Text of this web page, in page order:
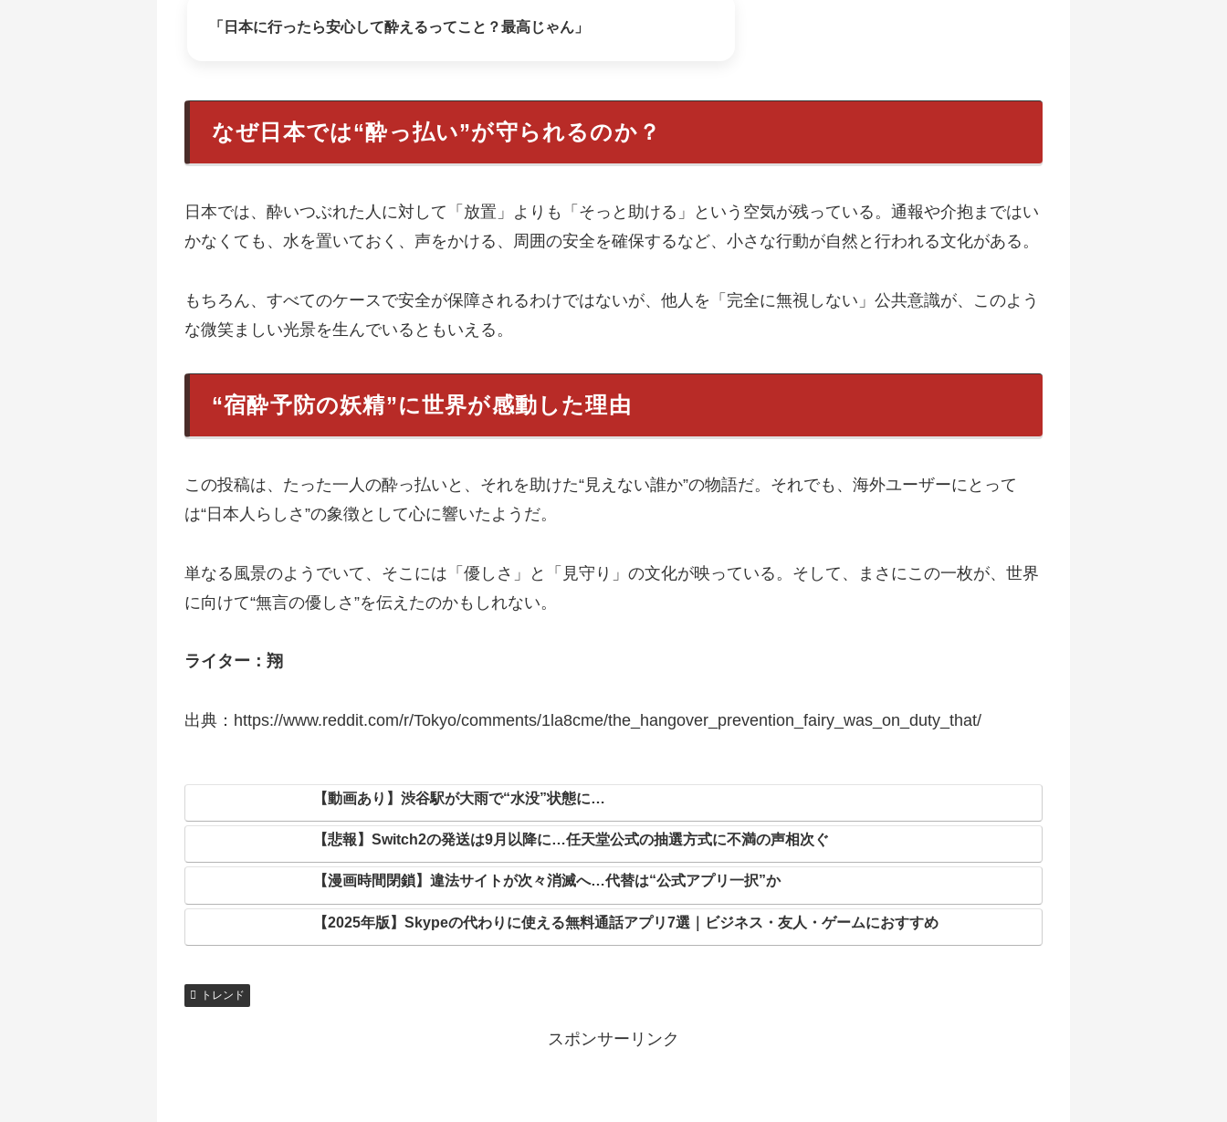
「日本に行ったら安心して酔えるってこと？最高じゃん」
なぜ日本では“酔っ払い”が守られるのか？
日本では、酔いつぶれた人に対して「放置」よりも「そっと助ける」という空気が残っている。通報や介抱まではい
かなくても、水を置いておく、声をかける、周囲の安全を確保するなど、小さな行動が自然と行われる文化がある。
もちろん、すべてのケースで安全が保障されるわけではないが、他人を「完全に無視しない」公共意識が、このよう
な微笑ましい光景を生んでいるともいえる。
“宿酔予防の妖精”に世界が感動した理由
この投稿は、たった一人の酔っ払いと、それを助けた“見えない誰か”の物語だ。それでも、海外ユーザーにとって
は“日本人らしさ”の象徴として心に響いたようだ。
単なる風景のようでいて、そこには「優しさ」と「見守り」の文化が映っている。そして、まさにこの一枚が、世界
に向けて“無言の優しさ”を伝えたのかもしれない。
ライター：翔
出典：https://www.reddit.com/r/Tokyo/comments/1la8cme/the_hangover_prevention_fairy_was_on_duty_that/
【動画あり】渋谷駅が大雨で“水没”状態に…
【悲報】Switch2の発送は9月以降に…任天堂公式の抽選方式に不満の声相次ぐ
【漫画時間閉鎖】違法サイトが次々消滅へ…代替は“公式アプリ一択”か
【2025年版】Skypeの代わりに使える無料通話アプリ7選｜ビジネス・友人・ゲームにおすすめ
トレンド
スポンサーリンク